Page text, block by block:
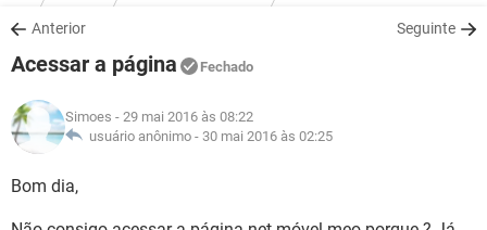
OUTLOOK
INSTAGRAM
GUIA DE COMPRAS
JOGOS WHATSAPP
INSTAGRAM
GUIA DE COMPRAS
DOWNLOADS
JOGOS
CELULAR
OUTLOOK EXCEL
INSTAGRAM
JOGOS
CELULAR
OUTLOOK
GLOSSÁRIO
JOGOS
Anterior Seguinte
Acessar a página Fechado
Simoes - 29 mai 2016 às 08:22
usuário anônimo - 30 mai 2016 às 02:25
Bom dia,